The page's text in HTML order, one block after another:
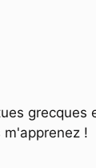
grecques
!